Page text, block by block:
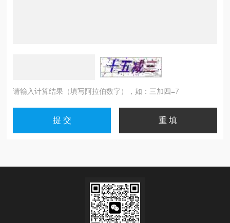
请输入计算结果（填写阿拉伯数字），如：三加四=7